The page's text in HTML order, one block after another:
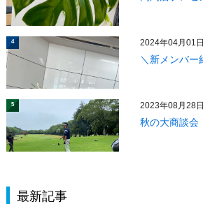
4 2024年04月01日
＼新メンバー
5 2023年08月28日
秋の大商談会
最新記事